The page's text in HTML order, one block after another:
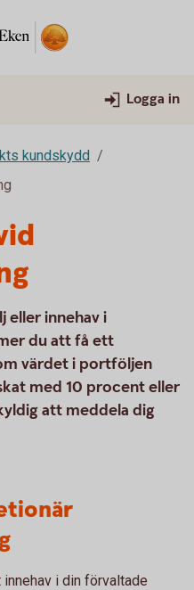
Logga in
kundskydd
eller innehav i
du att få ett
värdet i portföljen
med 10 procent eller
att meddela dig
i din förvaltade